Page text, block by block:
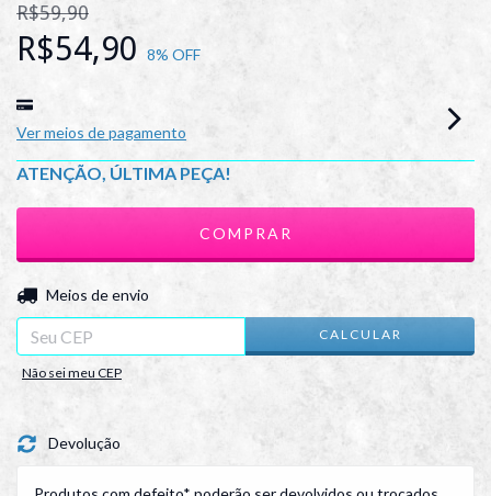
R$59,90
R$54,90 8% OFF
Ver meios de pagamento
ATENÇÃO, ÚLTIMA PEÇA!
Entregas para o CEP:
Meios de envio
CALCULAR
Não sei meu CEP
Devolução